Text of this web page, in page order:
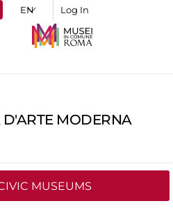
Log In
D'ARTE MODERNA
MUSEUMS